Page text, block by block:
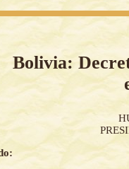
Bolivia: